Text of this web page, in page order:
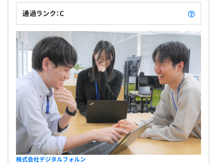
通過ランク：C
株式会社デジタルフォルン